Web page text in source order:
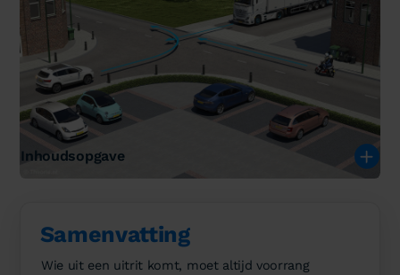
Inhoudsopgave
Samenvatting
Wie uit een uitrit komt, moet altijd voorrang